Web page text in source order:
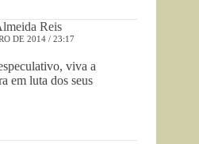
Reis
DE 2014 / 23:17
viva a
em luta dos seus